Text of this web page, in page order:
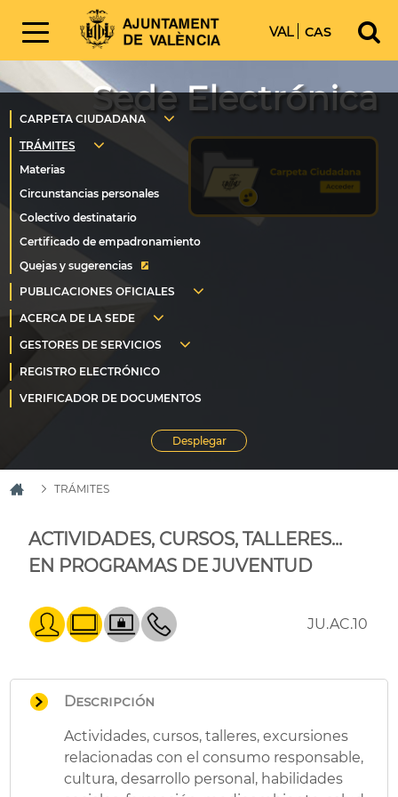
VAL CAS
Sede Electrónica
Quejas y sugerencias
TRÁMITES
ACTIVIDADES, CURSOS, TALLERES...
EN PROGRAMAS DE JUVENTUD
JU.AC.10
Descripción
Actividades, cursos, talleres, excursiones
relacionadas con el consumo responsable,
cultura, desarrollo personal, habilidades